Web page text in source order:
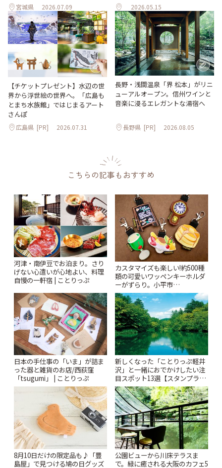
宮城県 2026.07.09 2026.05.15
【チケットプレゼント】水辺の世
界から浮世絵の世界へ。「広島も
とまち水族館」ではじまるアート
さんぽ
広島県 [PR] 2026.07.31
長野・浅間温泉「界 松本」がリニ
ューアルオープン。信州ワインと
音楽に浸るエレガントな湯宿へ
長野県 [PR] 2026.08.05
こちらの記事もおすすめ
河津・南伊豆でお泊まり。さり
げない心遣いが心地よい、料理
自慢の一軒宿 | ことりっぷ
カスタマイズも楽しい!約500種
類の可愛いワッペンキーホルダ
ーがずらり。小平市
「Kimamaya T&K」 | ことりっ
ぷ
日本の手仕事の「いま」が詰ま
った器と雑貨のお店/西荻窪
「tsugumi」 | ことりっぷ
新しくなった「ことりっぷ軽井
沢」と一緒におでかけしたい注
目スポット13選【スタンプラリ
ー開催中】 | ことりっぷ
8月10日だけの限定品も♪「豊
島屋」で見つける鳩の日グッズ
公園ビューから川床テラスま
で。緑に癒される大阪のカフェ5